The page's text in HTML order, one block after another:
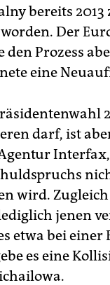
bereits
Der
Prozess
eine
darf, ist
wird. Zugleich
jenen
etwa bei
es eine